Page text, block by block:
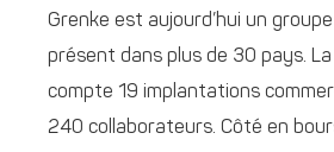
Grenke est aujourd’hui un
présent dans plus de 30 pays.
compte 19 implantations
240 collaborateurs. Côté en